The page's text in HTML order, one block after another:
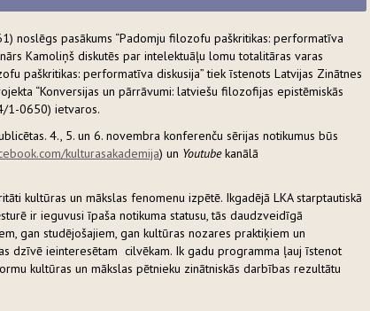
noslēgs pasākums “Padomju filozofu paškritikas: performatīva
Kamoliņš diskutēs par intelektuāļu lomu totalitāras varas
paškritikas: performatīva diskusija” tiek īstenots Latvijas Zinātnes
“Konversijas un pārrāvumi: latviešu filozofijas epistēmiskās
1-0650) ietvaros.
4., 5. un 6. novembra konferenču sērijas notikumus būs
kulturasakademija) un Youtubekanālā
kultūras un mākslas fenomenu izpētē. Ikgadējā LKA starptautiskā
ir ieguvusi īpaša notikuma statusu, tās daudzveidīgā
gan studējošajiem, gan kultūras nozares praktiķiem un
dzīvē ieinteresētam cilvēkam. Ik gadu programma ļauj īstenot
kultūras un mākslas pētnieku zinātniskās darbības rezultātu